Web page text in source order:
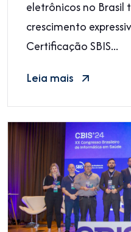
no mercado
eletrônicos no
crescimento
Certificação SBIS...
Leia mais